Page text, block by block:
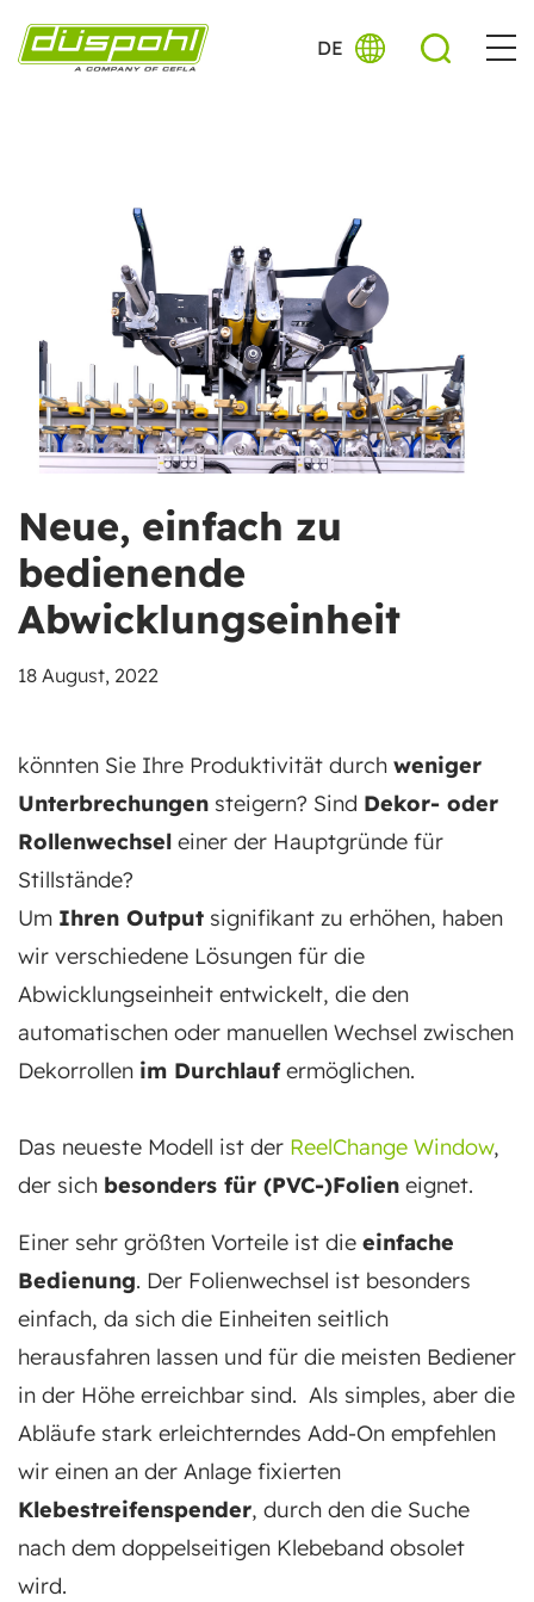
DE
Neue, einfach zu
bedienende
Abwicklungseinheit
18 August, 2022
könnten Sie Ihre Produktivität durch weniger
Unterbrechungen steigern? Sind Dekor- oder
Rollenwechsel einer der Hauptgründe für
Stillstände?
Um Ihren Output signifikant zu erhöhen, haben
wir verschiedene Lösungen für die
Abwicklungseinheit entwickelt, die den
automatischen oder manuellen Wechsel zwischen
Dekorrollen im Durchlaufermöglichen.
Das neueste Modell ist der ReelChange Window,
der sich besonders für (PVC-)Folien eignet.
Einer sehr größten Vorteile ist die einfache
Bedienung. Der Folienwechsel ist besonders
einfach, da sich die Einheiten seitlich
herausfahren lassen und für die meisten Bediener
in der Höhe erreichbar sind. Als simples, aber die
Abläufe stark erleichterndes Add-On empfehlen
wir einen an der Anlage fixierten
Klebestreifenspender, durch den die Suche
nach dem doppelseitigen Klebeband obsolet
wird.